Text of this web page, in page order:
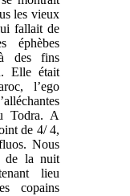
les vieux
fallait de
éphèbes
des fins
Elle était
l’ego
Todra. A
de 4/ 4,
Nous
de la nuit
lieu
copains